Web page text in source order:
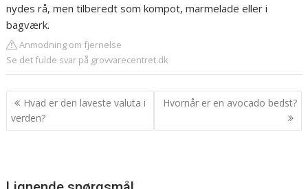
nydes rå, men tilberedt som kompot, marmelade eller i
bagværk.
Anmodning om fjernelse
Se det fulde svar på grovvarecentret.dk
Indlægsnavigation
Hvad er den laveste valuta i
verden?
Hvornår er en avocado bedst?